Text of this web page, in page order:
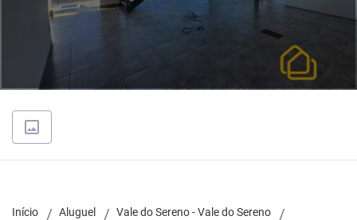
Início Aluguel Vale do Sereno - Vale do Sereno